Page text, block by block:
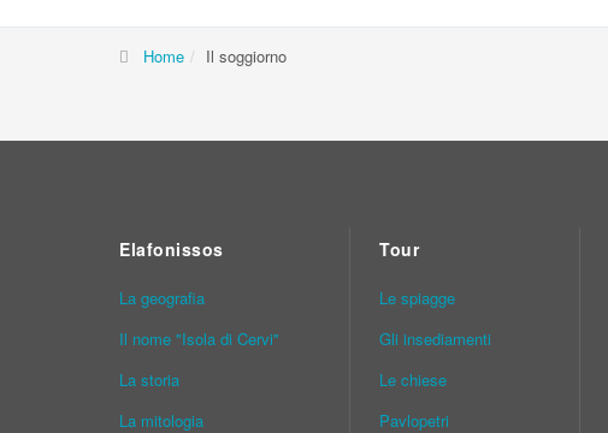
Home Il soggiorno
Elafonissos
La geografia
Il nome "Isola di Cervi"
La storia
La mitologia
Tour
Le spiagge
Gli insediamenti
Le chiese
Pavlopetri